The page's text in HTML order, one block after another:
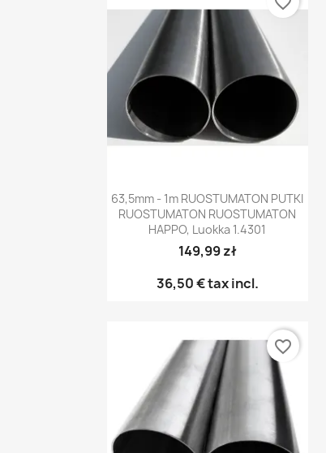
Pikakatselu
63,5mm - 1m RUOSTUMATON PUTKI
RUOSTUMATON RUOSTUMATON
HAPPO, Luokka 1.4301
149,99 zł
36,50 €tax incl.
favorite_border